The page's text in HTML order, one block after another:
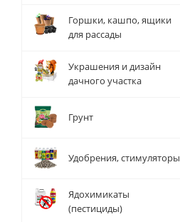
Горшки, кашпо, ящики
для рассады
Украшения и дизайн
дачного участка
Грунт
Удобрения, стимуляторы
Ядохимикаты
(пестициды)